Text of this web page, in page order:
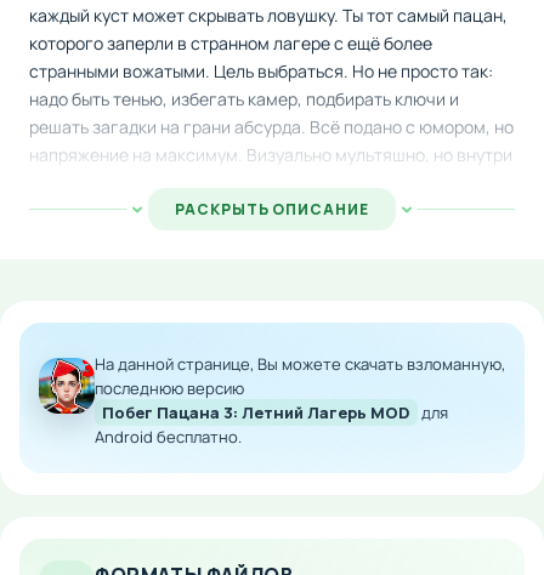
каждый куст может скрывать ловушку. Ты тот самый пацан,
которого заперли в странном лагере с ещё более
странными вожатыми. Цель выбраться. Но не просто так:
надо быть тенью, избегать камер, подбирать ключи и
решать загадки на грани абсурда. Всё подано с юмором, но
напряжение на максимум. Визуально мультяшно, но внутри
всё серьёзно: ошибки не прощаются, шаг не туда и ловишь
перезапуск.
Начинается всё с закрытой двери и дикой тишины. Лагерь
лучше не встречать. Ходишь, крадёшься, шаришь по
комнатам в поисках предметов. Один момент ты в
столовой, другой уже под кроватью, спасаясь от
Главное не шуметь и не привлекать внимания. Если уж
заметили беги, не оборачивайся.
РАСКРЫТЬ ОПИСАНИЕ
На данной странице, Вы можете скачать взломанную,
последнюю версию
Побег Пацана 3: Летний Лагерь MOD для
Android бесплатно.